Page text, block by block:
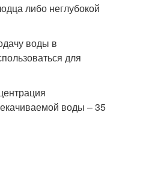
либо неглубокой
воды в
для
воды – 35